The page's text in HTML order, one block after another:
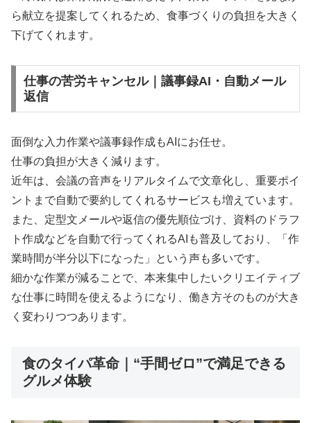
ら献立を提案してくれるため、食事づくりの負担を大きく
下げてくれます。
仕事の苦労キャンセル｜議事録AI・自動メール
返信
面倒な入力作業や議事録作成もAIにお任せ。
仕事の負担が大きく減ります。
近年は、会議の音声をリアルタイムで文章化し、重要ポイ
ントまで自動で要約してくれるサービスも増えています。
また、定型文メールや返信の優先順位づけ、資料のドラフ
ト作成などを自動で行ってくれるAIも普及しており、「作
業時間が半分以下になった」という声も多いです。
細かな作業が減ることで、本来集中したいクリエイティブ
な仕事に時間を使えるようになり、働き方そのものが大き
く変わりつつあります。
食のタイパ革命｜“手間ゼロ”で満足できる
グルメ体験